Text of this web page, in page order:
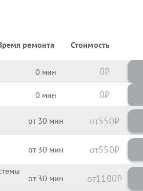
ремонта Стоимость
0 0
0 0
30 550
30 550
30 1100